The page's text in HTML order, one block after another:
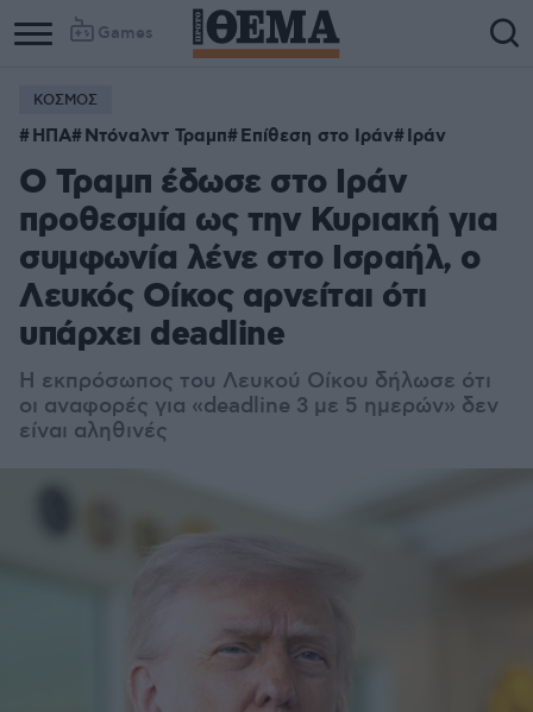
Games
ΚΟΣΜΟΣ
ΗΠΑ Ντόναλντ Τραμπ Επίθεση στο Ιράν Ιράν
Ο Τραμπ έδωσε στο Ιράν
προθεσμία ως την Κυριακή για
συμφωνία λένε στο Ισραήλ, ο
Λευκός Οίκος αρνείται ότι
υπάρχει deadline
Η εκπρόσωπος του Λευκού Οίκου δήλωσε ότι
οι αναφορές για «deadline 3 με 5 ημερών» δεν
είναι αληθινές